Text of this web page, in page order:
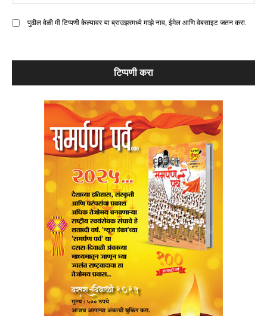
पुढील वेळी मी टिप्पणी केल्यावर या ब्राउझरमध्ये माझे नाव, ईमेल आणि वेबसाइट जतन करा.